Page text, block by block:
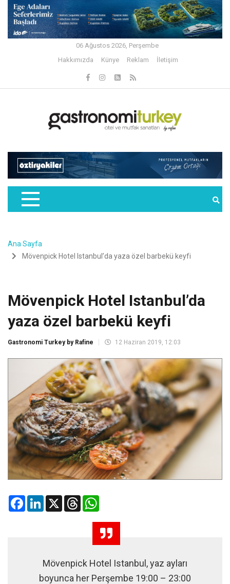
06 Ağustos 2026, Perşembe
Hakkımızda
Künye Reklam İletişim
Ana Sayfa
Mövenpick Hotel Istanbul’da yaza özel barbekü keyfi
Mövenpick Hotel Istanbul’da
yaza özel barbekü keyfi
Gastronomi Turkey by Rafine 12 Haziran 2019, 12:03
FacebookLinkedIn
X Threads
Mövenpick Hotel Istanbul, yaz ayları
boyunca her Perşembe 19:00 – 23:00